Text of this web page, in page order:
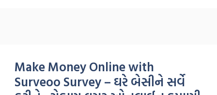
Make Money Online with
Surveoo Survey – ઘરે બેસીને સર્વે